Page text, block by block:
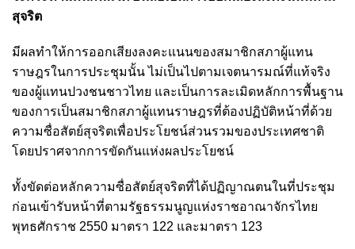
สุจริต
มีผลทำให้การออกเสียงลงคะแนนของสมาชิกสภาผู้แทน
ราษฎรในการประชุมนั้น ไม่เป็นไปตามเจตนารมณ์ที่แท้จริง
ของผู้แทนปวงชนชาวไทย และเป็นการละเมิดหลักการพื้นฐาน
ของการเป็นสมาชิกสภาผู้แทนราษฎรที่ต้องปฏิบัติหน้าที่ด้วย
ความซื่อสัตย์สุจริตเพื่อประโยชน์ส่วนรวมของประเทศชาติ
โดยปราศจากการขัดกันแห่งผลประโยชน์
ทั้งขัดต่อหลักความซื่อสัตย์สุจริตที่ได้ปฏิญาณตนในที่ประชุม
ก่อนเข้ารับหน้าที่ตามรัฐธรรมนูญแห่งราชอาณาจักรไทย
พุทธศักราช 2550 มาตรา 122 และมาตรา 123